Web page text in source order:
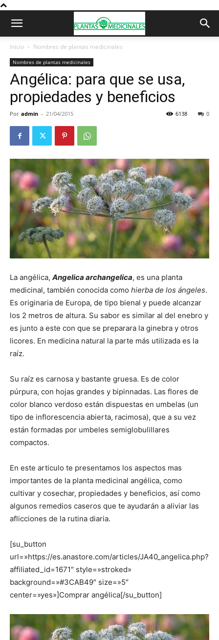
Inicio Nombres de plantas medicinales
Nombres de plantas medicinales
Angélica: para que se usa,
propiedades y beneficios
Por admin - 21/04/2015 0
6138
La angélica, Angelica archangelica, es una planta
medicinal, también conocida como hierba de los ángeles.
Es originaria de Europa, de tipo bienal y puede alcanzar
los 2 metros de altura. Su sabor es similar al del enebro y
es junto a este con que se preparara la ginebra y otros
licores. En medicina natural la parte más utilizada es la
raíz.
Su raíz es carnosa y bastante gruesa. Es de color
púrpura, con hojas grandes y bipinnadas. Las flores de
color blanco verdoso están dispuestas en umbelas (un
tipo de inflorescencia abierta, racimosa), que a su vez
están formadas por umbeles semiglobulillares
compactos.
En este articulo te presentamos los aspectos mas
importantes de la planta medicinal angélica, como
cultivar y cosechar, propiedades y beneficios, así como
algunos remedios caseros que te ayudarán a aliviar las
aflicciones de la rutina diaria.
[su_button
url=»https://es.anastore.com/articles/JA40_angelica.php?
affiliated_id=1671″ style=»stroked»
background=»#3CAB49″ size=»5″
center=»yes»]Comprar angélica[/su_button]